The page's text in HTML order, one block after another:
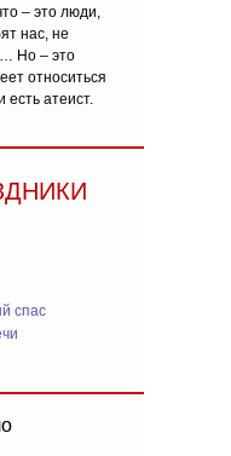
– это люди,
нас, не
Но – это
относиться
есть атеист.
спас